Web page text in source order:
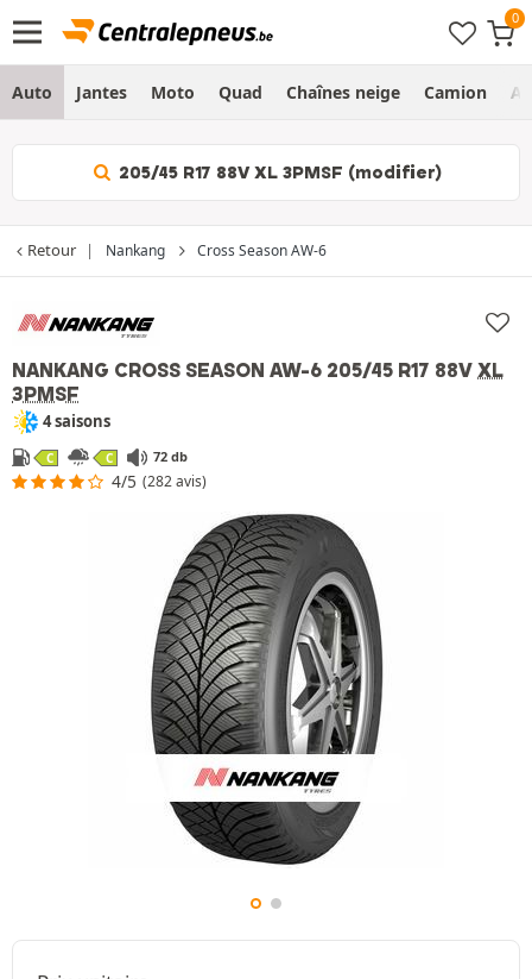
Auto Jantes Moto Quad Chaînes neige Camion
205/45 R17 88V XL 3PMSF (modifier)
Retour Nankang Cross Season AW-6
NANKANG CROSS SEASON AW-6 205/45 R17 88V XL
3PMSF
4 saisons
C C 72 db
4/5 (282 avis)